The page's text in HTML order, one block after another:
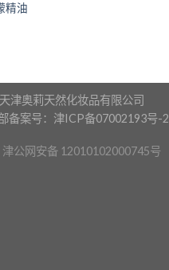
精油
天津奥莉天然化妆品有限公司
备案号：津ICP备07002193号-2
津公网安备 12010102000745号